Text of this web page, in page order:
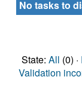
No tasks to
State: All (0) ·
Validation